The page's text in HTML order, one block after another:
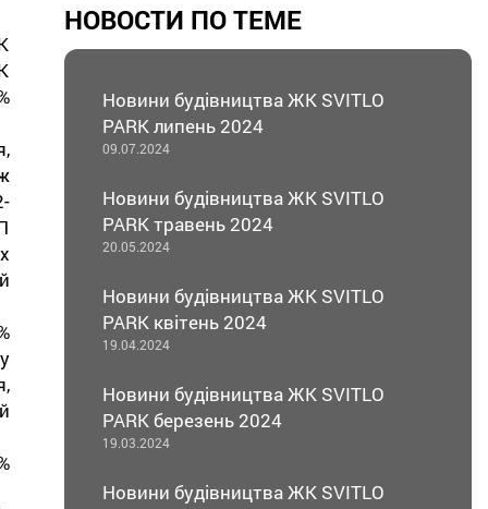
НОВОСТИ ПО ТЕМЕ
Новини будівництва ЖК SVITLO
PARK липень 2024
09.07.2024
Новини будівництва ЖК SVITLO
PARK травень 2024
20.05.2024
Новини будівництва ЖК SVITLO
PARK квітень 2024
19.04.2024
Новини будівництва ЖК SVITLO
PARK березень 2024
19.03.2024
Новини будівництва ЖК SVITLO